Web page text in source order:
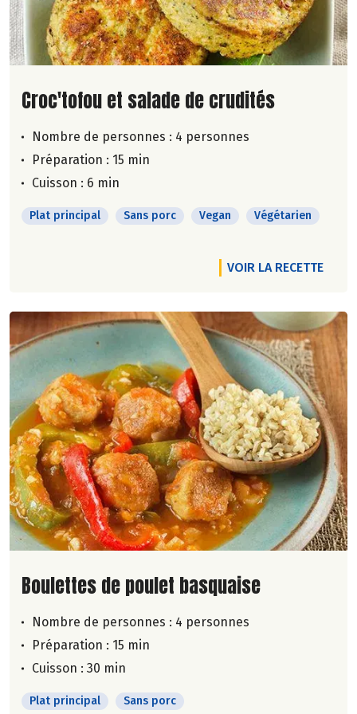
Lire la suite de la recette
Croc'tofou et salade de crudités
Nombre de personnes : 4 personnes
Préparation : 15 min
Cuisson : 6 min
Plat principal Sans porc Vegan Végétarien
VOIR LA RECETTE
Lire la suite de la recette
Boulettes de poulet basquaise
Nombre de personnes : 4 personnes
Préparation : 15 min
Cuisson : 30 min
Plat principal Sans porc